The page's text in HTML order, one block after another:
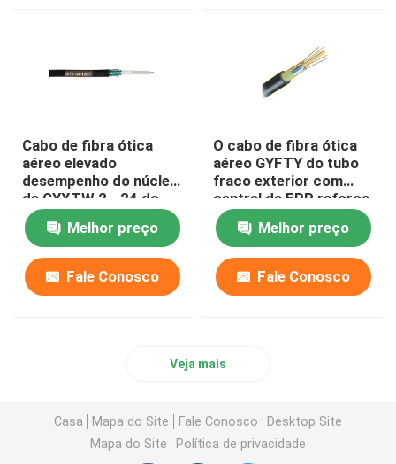
Cabo de fibra ótica
aéreo elevado
desempenho do núcleo
de GYXTW 2 - 24 do
tubo fraco central do
OEM (fabricantes do
cabo ótico)
Melhor preço
Fale Conosco
O cabo de fibra ótica
aéreo GYFTY do tubo
fraco exterior com
central de FRP reforça
Melhor preço
Fale Conosco
Veja mais
Casa Mapa do Site Fale Conosco
Desktop Site
Mapa do Site
Política de privacidade